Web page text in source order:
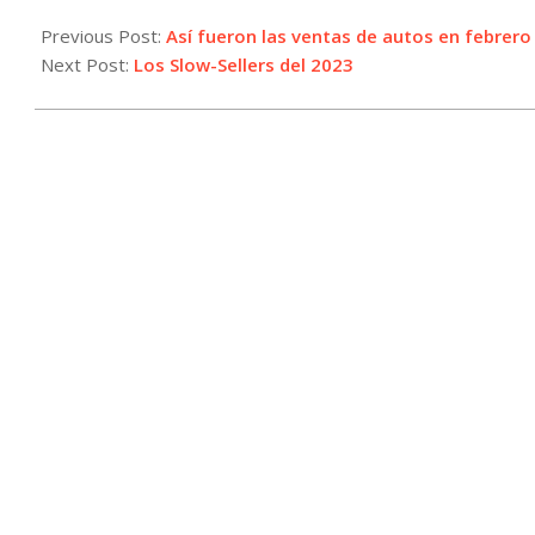
04-
22
Previous Post: Así fueron las ventas de autos en febrero
Next Post: Los Slow-Sellers del 2023